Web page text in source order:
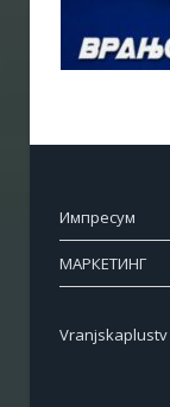
Импресум
МАРКЕТИНГ
Vranjskaplustv